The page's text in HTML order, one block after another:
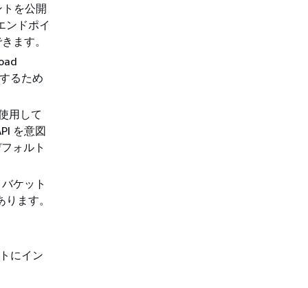
を公開
ンドポイ
ます。
るため
用して
を意図
ォルト
ケット
ます。
にイン